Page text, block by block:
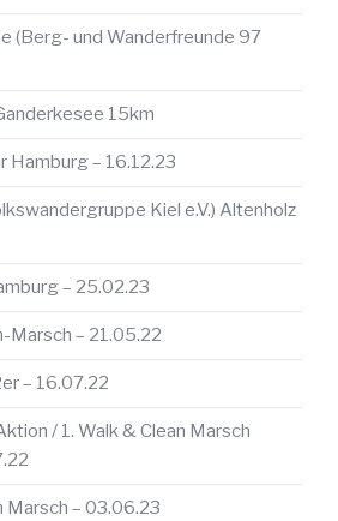
(Berg- und Wanderfreunde 97
15km
Hamburg – 16.12.23
Kiel e.V.) Altenholz
– 25.02.23
Marsch – 21.05.22
– 16.07.22
/ 1. Walk & Clean Marsch
Marsch – 03.06.23